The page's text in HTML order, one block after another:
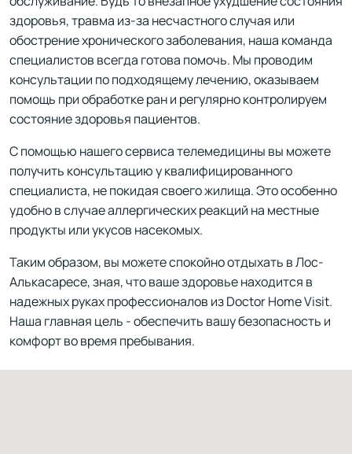
здоровья, травма из-за несчастного случая или
обострение хронического заболевания, наша команда
специалистов всегда готова помочь. Мы проводим
консультации по подходящему лечению, оказываем
помощь при обработке ран и регулярно контролируем
состояние здоровья пациентов.
С помощью нашего сервиса телемедицины вы можете
получить консультацию у квалифицированного
специалиста, не покидая своего жилища. Это особенно
удобно в случае аллергических реакций на местные
продукты или укусов насекомых.
Таким образом, вы можете спокойно отдыхать в Лос-
Алькасаресе, зная, что ваше здоровье находится в
надежных руках профессионалов из Doctor Home Visit.
Наша главная цель - обеспечить вашу безопасность и
комфорт во время пребывания.